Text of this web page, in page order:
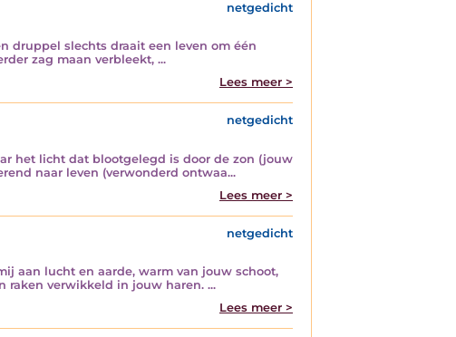
netgedicht
druppel slechts draait een leven om één
zag maan verbleekt, ...
Lees meer >
netgedicht
het licht dat blootgelegd is door de zon (jouw
naar leven (verwonderd ontwaa...
Lees meer >
netgedicht
aan lucht en aarde, warm van jouw schoot,
raken verwikkeld in jouw haren. ...
Lees meer >